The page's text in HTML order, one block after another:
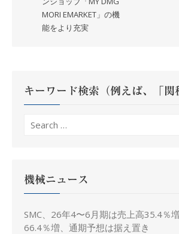
ョ
ン
MORI EMARKET」の機
能をより充実
キーワード検索（例えば、「関
Search
機械ニュース
SMC、26年4〜6月期は売上高35.4％
66.4％増、通期予想は据え置き